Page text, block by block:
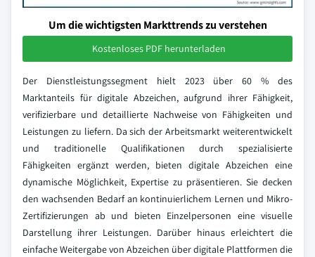
Um die wichtigsten Markttrends zu verstehen
Kostenloses PDF herunterladen
Der Dienstleistungssegment hielt 2023 über 60 % des
Marktanteils für digitale Abzeichen, aufgrund ihrer Fähigkeit,
verifizierbare und detaillierte Nachweise von Fähigkeiten und
Leistungen zu liefern. Da sich der Arbeitsmarkt weiterentwickelt
und traditionelle Qualifikationen durch spezialisierte
Fähigkeiten ergänzt werden, bieten digitale Abzeichen eine
dynamische Möglichkeit, Expertise zu präsentieren. Sie decken
den wachsenden Bedarf an kontinuierlichem Lernen und Mikro-
Zertifizierungen ab und bieten Einzelpersonen eine visuelle
Darstellung ihrer Leistungen. Darüber hinaus erleichtert die
einfache Weitergabe von Abzeichen über digitale Plattformen die